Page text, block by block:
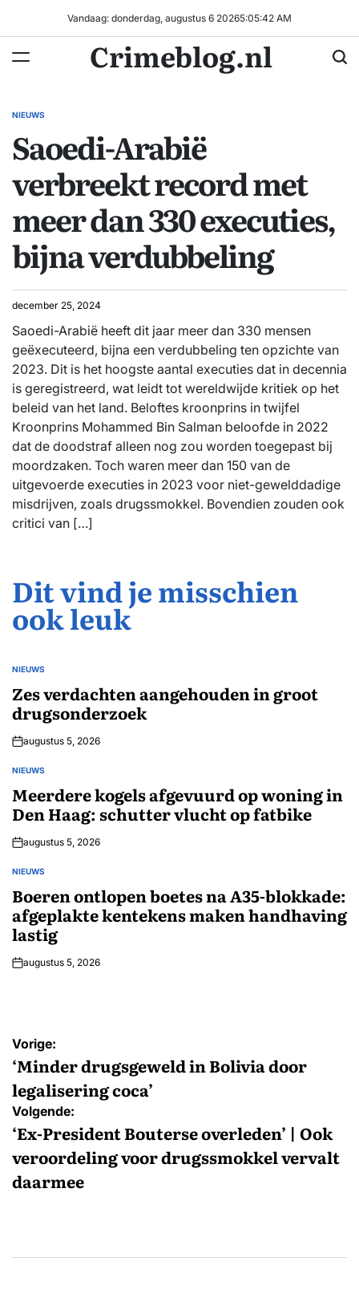
inhoud
Vandaag: donderdag, augustus 6 20265:05:43 AM
Crimeblog.nl
GEPLAATST
NIEUWS
Saoedi-Arabië
verbreekt record met
meer dan 330 executies,
bijna verdubbeling
december 25, 2024
Saoedi-Arabië heeft dit jaar meer dan 330 mensen
geëxecuteerd, bijna een verdubbeling ten opzichte van
2023. Dit is het hoogste aantal executies dat in decennia
is geregistreerd, wat leidt tot wereldwijde kritiek op het
beleid van het land. Beloftes kroonprins in twijfel
Kroonprins Mohammed Bin Salman beloofde in 2022
dat de doodstraf alleen nog zou worden toegepast bij
moordzaken. Toch waren meer dan 150 van de
uitgevoerde executies in 2023 voor niet-gewelddadige
misdrijven, zoals drugssmokkel. Bovendien zouden ook
critici van […]
Dit vind je misschien
ook leuk
GEPLAATST
NIEUWS
Zes verdachten aangehouden in groot
drugsonderzoek
augustus 5, 2026
GEPLAATST
NIEUWS
Meerdere kogels afgevuurd op woning in
Den Haag: schutter vlucht op fatbike
augustus 5, 2026
GEPLAATST
NIEUWS
Boeren ontlopen boetes na A35-blokkade:
afgeplakte kentekens maken handhaving
lastig
augustus 5, 2026
Bericht
navigatie
Vorige:
‘Minder drugsgeweld in Bolivia door
legalisering coca’
Volgende:
‘Ex-President Bouterse overleden’ | Ook
veroordeling voor drugssmokkel vervalt
daarmee